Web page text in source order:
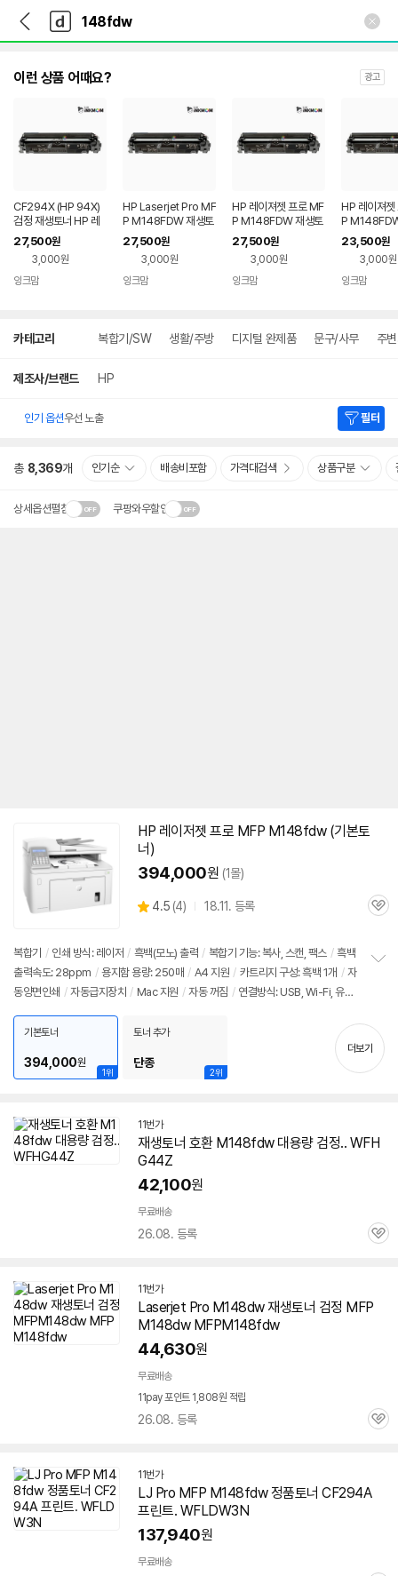
다
나
와
가
다
와
인
이런 상품 어때요? 광고
CF294X (HP 94X)
검정 재생토너 HP 레
이저젯 프로 M148D
W M148FDW
27,500원
3,000원
잉크맘
HP Laserjet Pro MF
P M148FDW 재생토
너 검정 CF294X (HP
94X)
27,500원
3,000원
잉크맘
HP 레이져젯 프로 MF
P M148FDW 재생토
너 검정 CF294X (HP
94X)
27,500원
3,000원
잉크맘
HP 레이져젯
P
너 검정
94A)
23,500원
3,000원
잉크맘
카테고리 복합기/SW 생활/주방 디지털 완제품 문구/사무 주
제조사/브랜드 HP
인기 옵션우선 노출 필터
총 8,369개 인기순 배송비포함 가격대검색 상품구분
상세옵션펼침 쿠팡와우할인
HP 레이저젯 프로 MFP M148fdw (기본토
너)
394,000원 (1몰)
별
4.5 (상
리
뷰
4) 18.11. 등록
관
복합기 / 인쇄 방식: 레이저 / 흑백(모노) 출력 / 복합기 기능: 복사, 스캔, 팩스 / 흑백
출력속도: 28ppm / 용지함 용량: 250매 / A4 지원 / 카트리지 구성: 흑백 1개 / 자
동양면인쇄 / 자동급지장치 / Mac 지원 / 자동 꺼짐 / 연결방식: USB, Wi-Fi, 유선
기
1위
기본토너
394,000원
2위
토너 추가
단종
더보기
11번가
재생토너 호환 M148fdw 대용량 검정.. WFH
G44Z
42,100원
무료배송
26.08. 등록
관
11번가
Laserjet Pro M148dw 재생토너 검정 MFP
M148dw MFPM148fdw
44,630원
무료배송
11pay 포인트 1,808원 적립
26.08. 등록
관
11번가
LJ Pro MFP M148fdw 정품토너 CF294A
프린트. WFLDW3N
137,940원
무료배송